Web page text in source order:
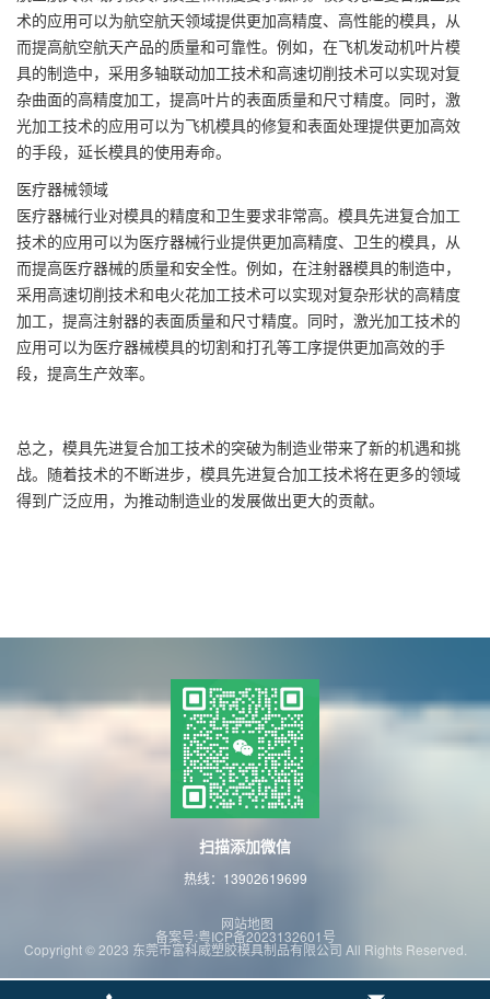
术的应用可以为航空航天领域提供更加高精度、高性能的模具，从
而提高航空航天产品的质量和可靠性。例如，在飞机发动机叶片模
具的制造中，采用多轴联动加工技术和高速切削技术可以实现对复
杂曲面的高精度加工，提高叶片的表面质量和尺寸精度。同时，激
光加工技术的应用可以为飞机模具的修复和表面处理提供更加高效
的手段，延长模具的使用寿命。
医疗器械领域
医疗器械行业对模具的精度和卫生要求非常高。模具先进复合加工
技术的应用可以为医疗器械行业提供更加高精度、卫生的模具，从
而提高医疗器械的质量和安全性。例如，在注射器模具的制造中，
采用高速切削技术和电火花加工技术可以实现对复杂形状的高精度
加工，提高注射器的表面质量和尺寸精度。同时，激光加工技术的
应用可以为医疗器械模具的切割和打孔等工序提供更加高效的手
段，提高生产效率。
总之，模具先进复合加工技术的突破为制造业带来了新的机遇和挑
战。随着技术的不断进步，模具先进复合加工技术将在更多的领域
得到广泛应用，为推动制造业的发展做出更大的贡献。
扫描添加微信
热线：13902619699
网站地图
备案号:粤ICP备2023132601号
Copyright © 2023 东莞市富科威塑胶模具制品有限公司 All Rights Reserved.